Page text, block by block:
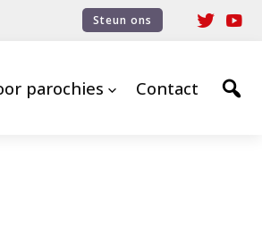
Steun ons
parochies Contact